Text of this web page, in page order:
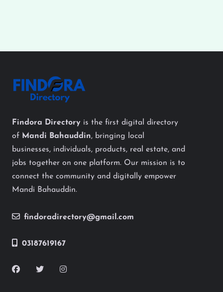
Findora Directory is the first digital directory
of Mandi Bahauddin, bringing local
businesses, individuals, products, real estate, and
jobs together on one platform. Our mission is to
connect the community and digitally empower
Mandi Bahauddin.
findoradirectory@gmail.com
03187619167